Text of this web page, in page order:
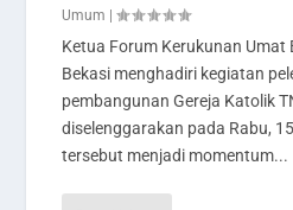
Umum
|
Ketua Forum Kerukunan Umat
Bekasi menghadiri kegiatan
pembangunan Gereja Katolik
diselenggarakan pada Rabu,
tersebut menjadi momentum...